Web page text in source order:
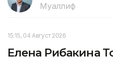
Муаллиф
15:15, 04 Август 2026
Елена Рибакина